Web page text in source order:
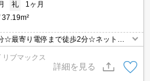
礼
1ヶ月
37.19m²
☆最寄り電停まで徒歩2分☆ネット無
られます☆オートロックで防犯面も安
があり住環境良好です☆彡
ブマックス
詳細を見る